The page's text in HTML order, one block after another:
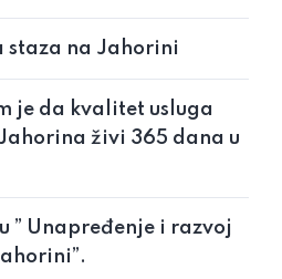
staza na Jahorini
je da kvalitet usluga
živi 365 dana u
” Unapređenje i razvoj